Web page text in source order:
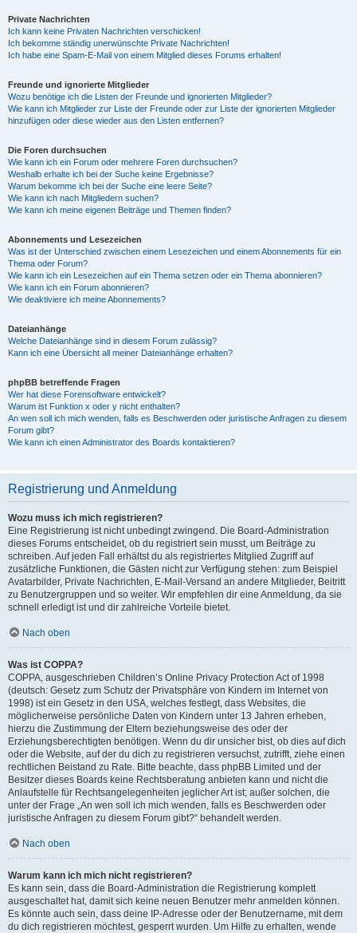
Private Nachrichten
Ich kann keine Privaten Nachrichten verschicken!
Ich bekomme ständig unerwünschte Private Nachrichten!
Ich habe eine Spam-E-Mail von einem Mitglied dieses Forums erhalten!
Freunde und ignorierte Mitglieder
Wozu benötige ich die Listen der Freunde und ignorierten Mitglieder?
Wie kann ich Mitglieder zur Liste der Freunde oder zur Liste der ignorierten Mitglieder
hinzufügen oder diese wieder aus den Listen entfernen?
Die Foren durchsuchen
Wie kann ich ein Forum oder mehrere Foren durchsuchen?
Weshalb erhalte ich bei der Suche keine Ergebnisse?
Warum bekomme ich bei der Suche eine leere Seite?
Wie kann ich nach Mitgliedern suchen?
Wie kann ich meine eigenen Beiträge und Themen finden?
Abonnements und Lesezeichen
Was ist der Unterschied zwischen einem Lesezeichen und einem Abonnements für ein
Thema oder Forum?
Wie kann ich ein Lesezeichen auf ein Thema setzen oder ein Thema abonnieren?
Wie kann ich ein Forum abonnieren?
Wie deaktiviere ich meine Abonnements?
Dateianhänge
Welche Dateianhänge sind in diesem Forum zulässig?
Kann ich eine Übersicht all meiner Dateianhänge erhalten?
phpBB betreffende Fragen
Wer hat diese Forensoftware entwickelt?
Warum ist Funktion x oder y nicht enthalten?
An wen soll ich mich wenden, falls es Beschwerden oder juristische Anfragen zu diesem
Forum gibt?
Wie kann ich einen Administrator des Boards kontaktieren?
Registrierung und Anmeldung
Wozu muss ich mich registrieren?
Eine Registrierung ist nicht unbedingt zwingend. Die Board-Administration
dieses Forums entscheidet, ob du registriert sein musst, um Beiträge zu
schreiben. Auf jeden Fall erhältst du als registriertes Mitglied Zugriff auf
zusätzliche Funktionen, die Gästen nicht zur Verfügung stehen: zum Beispiel
Avatarbilder, Private Nachrichten, E-Mail-Versand an andere Mitglieder, Beitritt
zu Benutzergruppen und so weiter. Wir empfehlen dir eine Anmeldung, da sie
schnell erledigt ist und dir zahlreiche Vorteile bietet.
Nach oben
Was ist COPPA?
COPPA, ausgeschrieben Children’s Online Privacy Protection Act of 1998
(deutsch: Gesetz zum Schutz der Privatsphäre von Kindern im Internet von
1998) ist ein Gesetz in den USA, welches festlegt, dass Websites, die
möglicherweise persönliche Daten von Kindern unter 13 Jahren erheben,
hierzu die Zustimmung der Eltern beziehungsweise des oder der
Erziehungsberechtigten benötigen. Wenn du dir unsicher bist, ob dies auf dich
oder die Website, auf der du dich zu registrieren versuchst, zutrifft, ziehe einen
rechtlichen Beistand zu Rate. Bitte beachte, dass phpBB Limited und der
Besitzer dieses Boards keine Rechtsberatung anbieten kann und nicht die
Anlaufstelle für Rechtsangelegenheiten jeglicher Art ist; außer solchen, die
unter der Frage „An wen soll ich mich wenden, falls es Beschwerden oder
juristische Anfragen zu diesem Forum gibt?“ behandelt werden.
Nach oben
Warum kann ich mich nicht registrieren?
Es kann sein, dass die Board-Administration die Registrierung komplett
ausgeschaltet hat, damit sich keine neuen Benutzer mehr anmelden können.
Es könnte auch sein, dass deine IP-Adresse oder der Benutzername, mit dem
du dich registrieren möchtest, gesperrt wurden. Um Hilfe zu erhalten, wende